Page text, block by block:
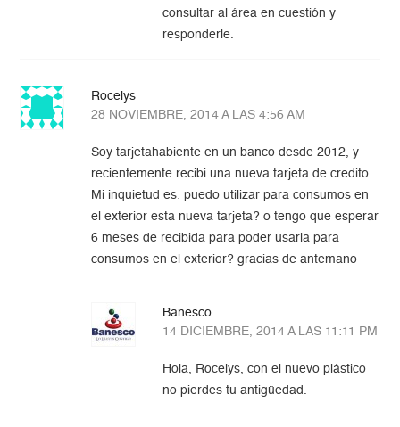
consultar al área en cuestión y
responderle.
Rocelys
28 NOVIEMBRE, 2014 A LAS 4:56 AM
Soy tarjetahabiente en un banco desde 2012, y
recientemente recibi una nueva tarjeta de credito.
Mi inquietud es: puedo utilizar para consumos en
el exterior esta nueva tarjeta? o tengo que esperar
6 meses de recibida para poder usarla para
consumos en el exterior? gracias de antemano
Banesco
14 DICIEMBRE, 2014 A LAS 11:11 PM
Hola, Rocelys, con el nuevo plástico
no pierdes tu antigüedad.